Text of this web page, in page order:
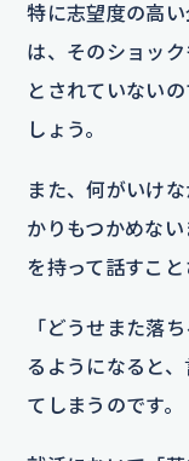
特に志望度の高
は、そのショッ
とされていない
しょう。
また、何がいけ
かりもつかめな
を持って話すこと
「どうせまた落
るようになると
てしまうのです。